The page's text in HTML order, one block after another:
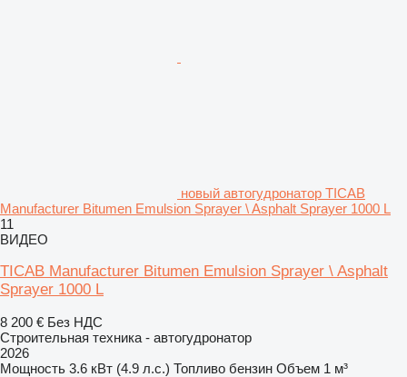
новый автогудронатор TICAB
Manufacturer Bitumen Emulsion Sprayer \ Asphalt Sprayer 1000 L
11
ВИДЕО
TICAB Manufacturer Bitumen Emulsion Sprayer \ Asphalt
Sprayer 1000 L
8 200 € Без НДС
Строительная техника - автогудронатор
2026
Мощность 3.6 кВт (4.9 л.с.) Топливо бензин Объем 1 м³